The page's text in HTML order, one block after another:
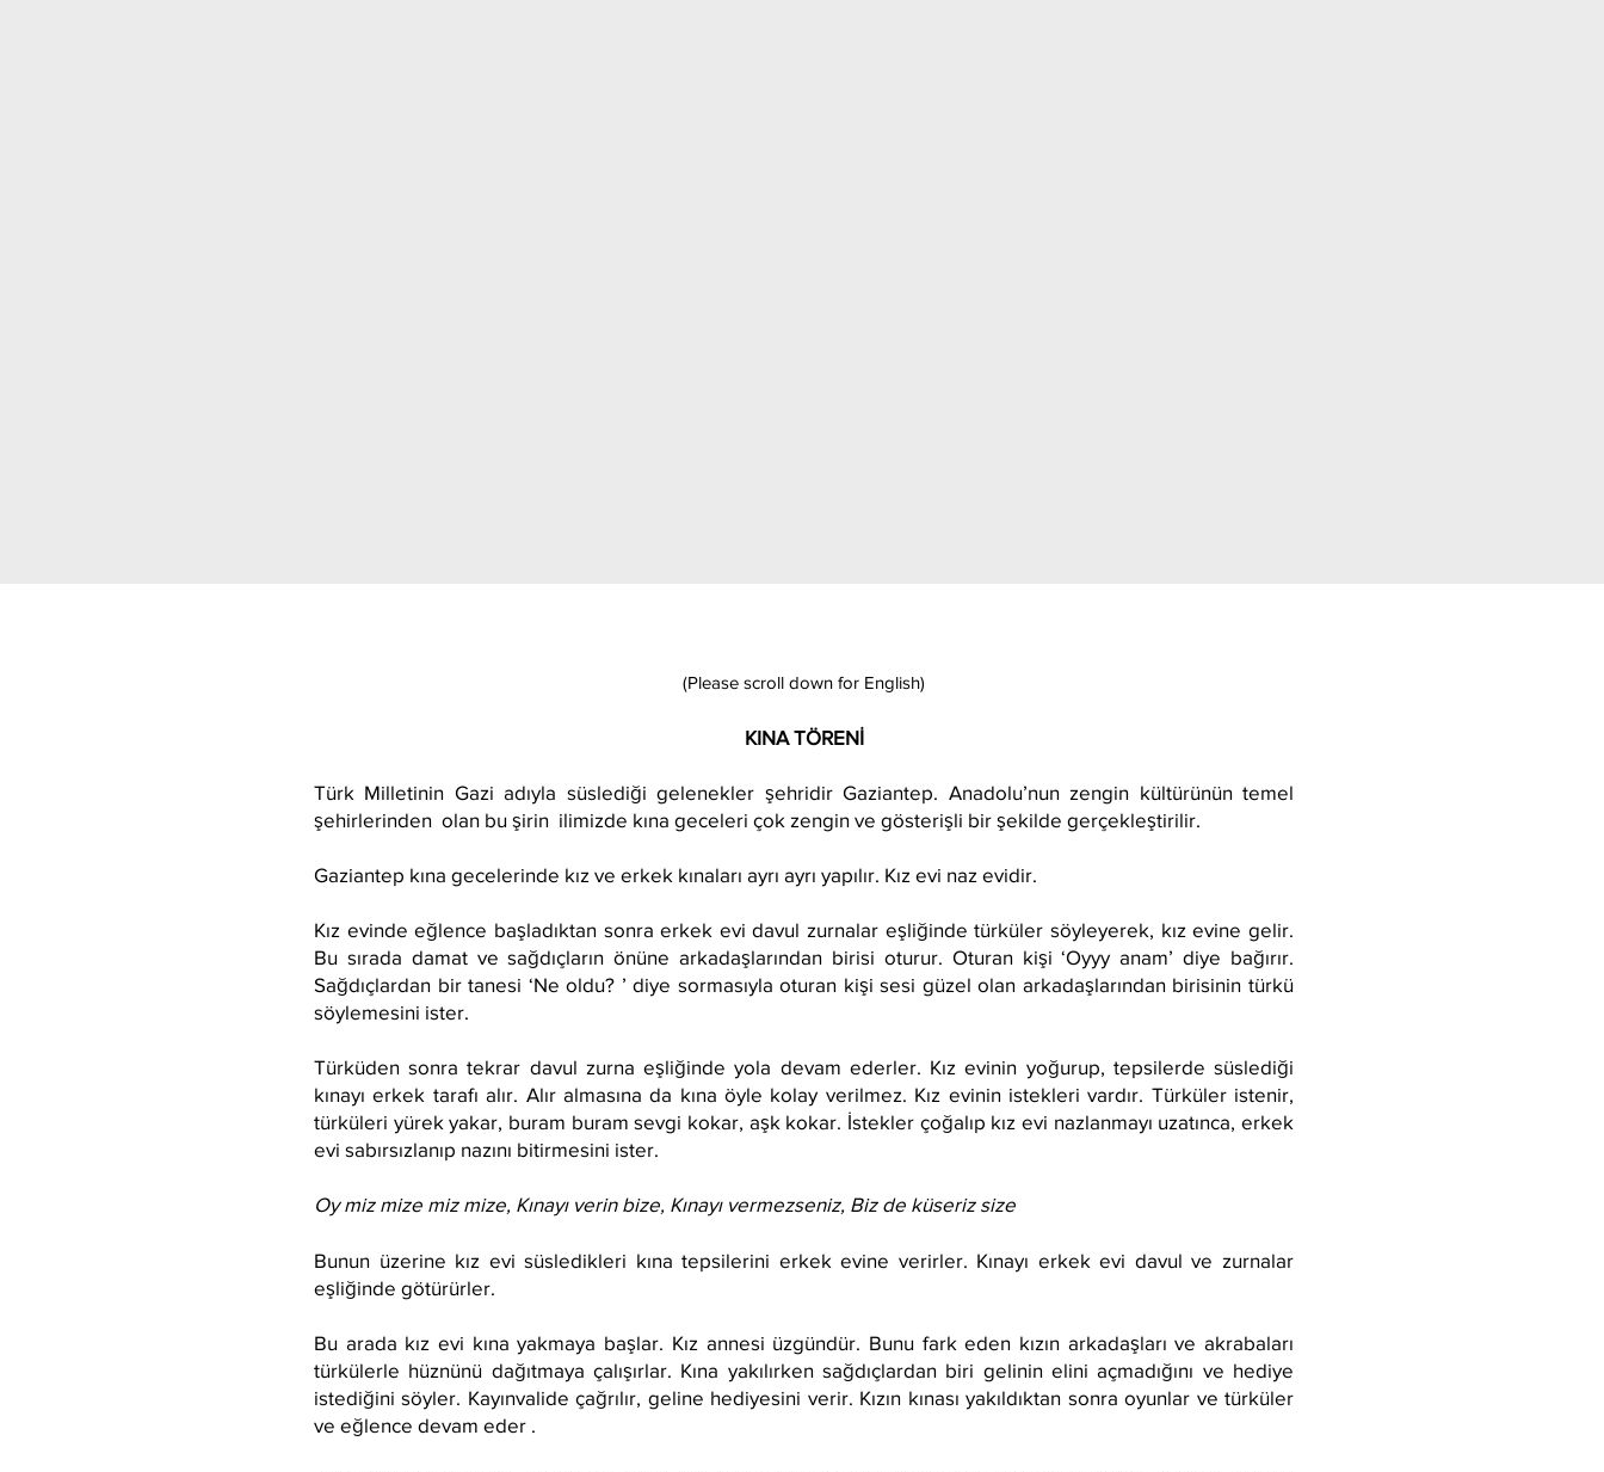
(Please scroll down for English)
KINATÖRENİ
Türk Milletinin Gazi adıyla süslediği gelenekler şehridir Gaziantep. Anadolu’nun zengin kültürünün temel
şehirlerinden olan bu şirin ilimizde kına geceleri çok zengin ve gösterişli bir şekilde gerçekleştirilir.
Gaziantep kına gecelerinde kız ve erkek kınaları ayrı ayrı yapılır. Kız evi naz evidir.
Kız evinde eğlence başladıktan sonra erkek evi davul zurnalar eşliğinde türküler söyleyerek, kız evine gelir.
Bu sırada damat ve sağdıçların önüne arkadaşlarından birisi oturur. Oturan kişi ‘Oyyy anam’ diye bağırır.
Sağdıçlardan bir tanesi ‘Ne oldu? ’ diye sormasıyla oturan kişi sesi güzel olan arkadaşlarından birisinin türkü
söylemesini ister.
Türküden sonra tekrar davul zurna eşliğinde yola devam ederler. Kız evinin yoğurup, tepsilerde süslediği
kınayı erkek tarafı alır. Alır almasına da kına öyle kolay verilmez. Kız evinin istekleri vardır. Türküler istenir,
türküleri yürek yakar, buram buram sevgi kokar, aşk kokar. İstekler çoğalıp kız evi nazlanmayı uzatınca, erkek
evi sabırsızlanıp nazını bitirmesini ister.
Oymiz mize miz mize, Kınayı verin bize, Kınayı vermezseniz, Biz de küseriz size
Bunun üzerine kız evi süsledikleri kına tepsilerini erkek evine verirler. Kınayı erkek evi davul ve zurnalar
eşliğinde götürürler.
Bu arada kız evi kına yakmaya başlar. Kız annesi üzgündür. Bunu fark eden kızın arkadaşları ve akrabaları
türkülerle hüznünü dağıtmaya çalışırlar. Kına yakılırken sağdıçlardan biri gelinin elini açmadığını ve hediye
istediğini söyler. Kayınvalide çağrılır, geline hediyesini verir. Kızın kınası yakıldıktan sonra oyunlar ve türküler
ve eğlence devam eder .